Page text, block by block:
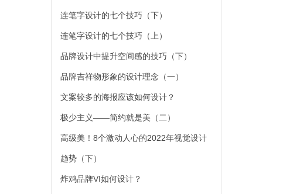
连笔字设计的七个技巧（下）
连笔字设计的七个技巧（上）
品牌设计中提升空间感的技巧（下）
品牌吉祥物形象的设计理念（一）
文案较多的海报应该如何设计？
极少主义——简约就是美（二）
高级美！8个激动人心的2022年视觉设计
趋势（下）
炸鸡品牌VI如何设计？